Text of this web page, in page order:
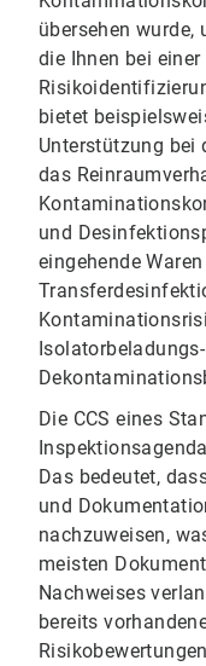
übersehen
die Ihnen bei
bietet
Unterstützung bei
das
und
eingehende
Die CCS eines
Das bedeutet,
und
nachzuweisen,
meisten
Nachweises
bereits